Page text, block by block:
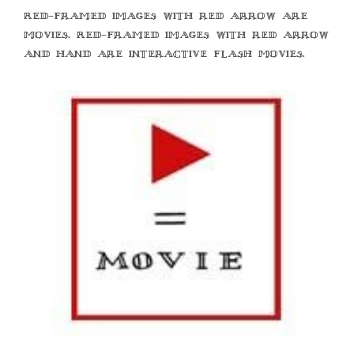
Red-framed images with red arrow are
movies. Red-framed images with red arrow
and hand are interactive flash movies.